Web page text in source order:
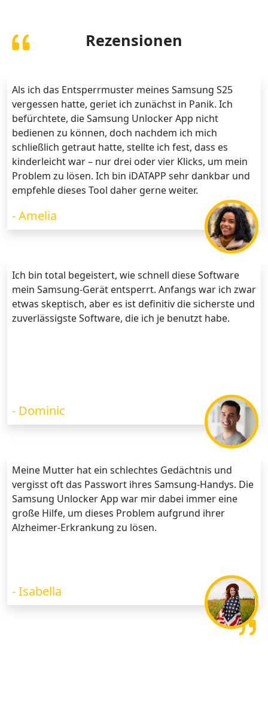
Rezensionen
Als ich das Entsperrmuster meines Samsung S25
vergessen hatte, geriet ich zunächst in Panik. Ich
befürchtete, die Samsung Unlocker App nicht
bedienen zu können, doch nachdem ich mich
schließlich getraut hatte, stellte ich fest, dass es
kinderleicht war – nur drei oder vier Klicks, um mein
Problem zu lösen. Ich bin iDATAPP sehr dankbar und
empfehle dieses Tool daher gerne weiter.
- Amelia
Ich bin total begeistert, wie schnell diese Software
mein Samsung-Gerät entsperrt. Anfangs war ich zwar
etwas skeptisch, aber es ist definitiv die sicherste und
zuverlässigste Software, die ich je benutzt habe.
- Dominic
Meine Mutter hat ein schlechtes Gedächtnis und
vergisst oft das Passwort ihres Samsung-Handys. Die
Samsung Unlocker App war mir dabei immer eine
große Hilfe, um dieses Problem aufgrund ihrer
Alzheimer-Erkrankung zu lösen.
- Isabella